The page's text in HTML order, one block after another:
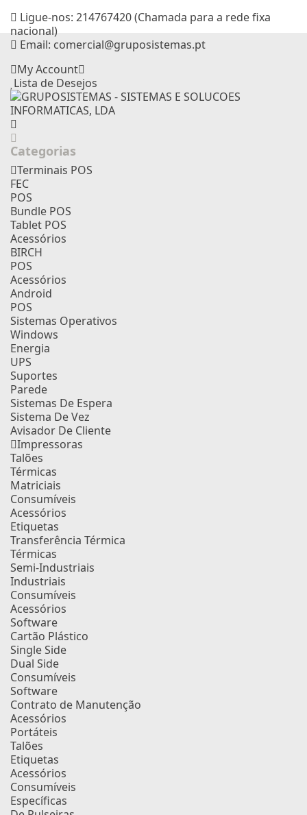
Ligue-nos: 214767420 (Chamada para a rede fixa
nacional)
Email: comercial@gruposistemas.pt
My Account
Lista de Desejos
Categorias
Terminais POS
FEC
POS
Bundle POS
Tablet POS
Acessórios
BIRCH
POS
Acessórios
Android
POS
Sistemas Operativos
Windows
Energia
UPS
Suportes
Parede
Sistemas De Espera
Sistema De Vez
Avisador De Cliente
Impressoras
Talões
Térmicas
Matriciais
Consumíveis
Acessórios
Etiquetas
Transferência Térmica
Térmicas
Semi-Industriais
Industriais
Consumíveis
Acessórios
Software
Cartão Plástico
Single Side
Dual Side
Consumíveis
Software
Contrato de Manutenção
Acessórios
Portáteis
Talões
Etiquetas
Acessórios
Consumíveis
Específicas